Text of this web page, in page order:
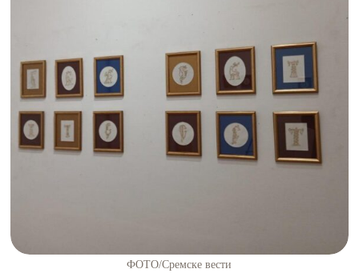
ФОТО/Сремске вести